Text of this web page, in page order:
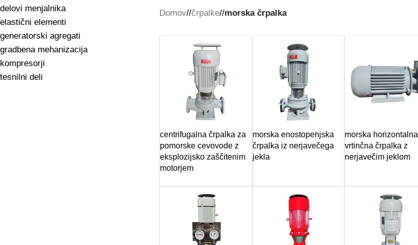
delovi menjalnika
elastični elementi
generatorski agregati
gradbena mehanizacija
kompresorji
tesnilni deli
Domov/ črpalke/ morska črpalka
centrifugalna črpalka za
pomorske cevovode z
eksplozijsko zaščitenim
motorjem
morska enostopenjska
črpalka iz nerjavečega
jekla
morska horizontalna
vrtinčna črpalka z
nerjavečim jeklom